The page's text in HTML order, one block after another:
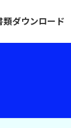
類ダウンロード